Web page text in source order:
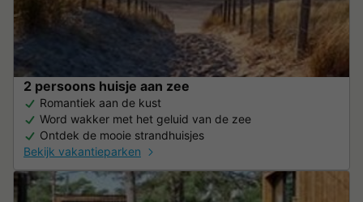
2 persoons huisje aan zee
Romantiek aan de kust
Word wakker met het geluid van de zee
Ontdek de mooie strandhuisjes
Bekijk vakantieparken